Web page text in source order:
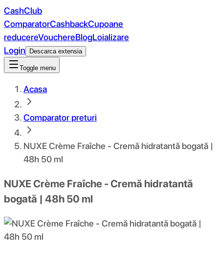
CashClub
ComparatorCashbackCupoane
reducereVouchereBlogLoializare
Login
Descarca extensia
Toggle menu
Acasa
Comparator preturi
NUXE Crème Fraîche - Cremă hidratantă bogată |
48h 50 ml
NUXE Crème Fraîche - Cremă hidratantă
bogată | 48h 50 ml